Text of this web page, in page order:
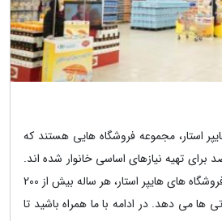
استار، مجموعه فروشگاه هایی هستند که
تهیه نیازهای اساسی خانوار شده اند.
بعلاوه جالب است بدانید فروشگاه های هایپر استار، هر ساله بیش از 200
ها می دهد. در ادامه با ما همراه باشید تا